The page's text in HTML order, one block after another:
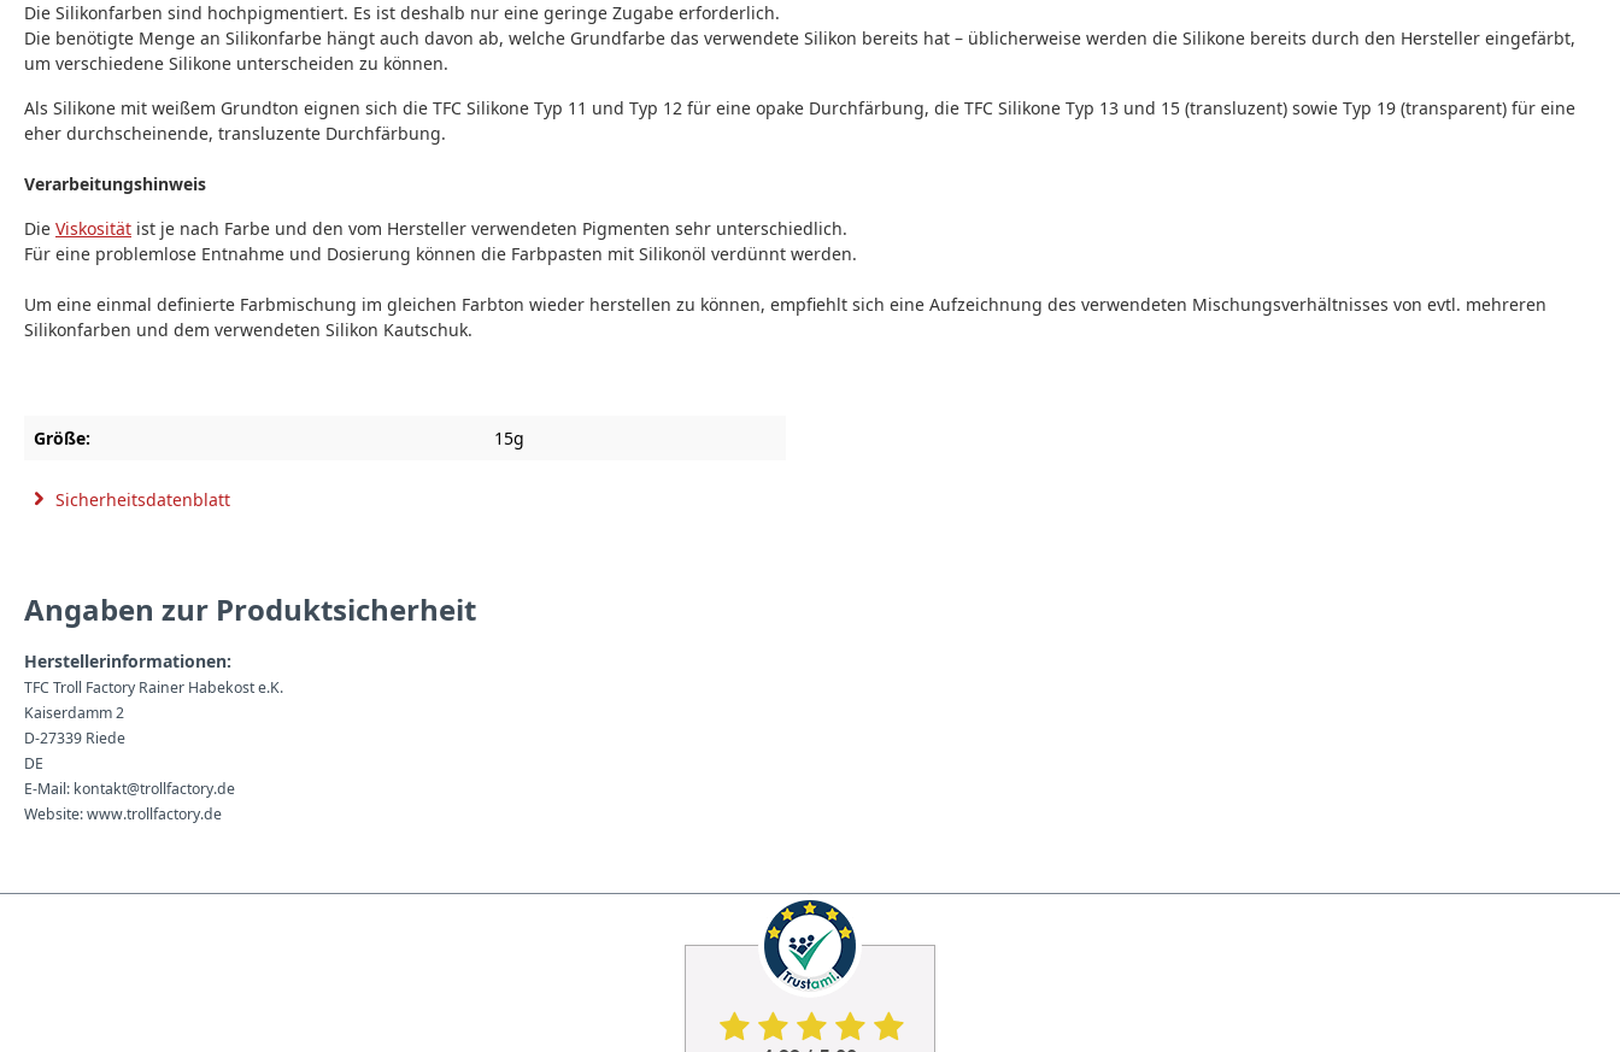
Die Silikonfarben sind hochpigmentiert. Es ist deshalb nur eine geringe Zugabe erforderlich.
Die benötigte Menge an Silikonfarbe hängt auch davon ab, welche Grundfarbe das verwendete Silikon bereits hat – üblicherweise werden die Silikone bereits durch den Hersteller eingefärbt,
um verschiedene Silikone unterscheiden zu können.
Als Silikone mit weißem Grundton eignen sich die TFC Silikone Typ 11 und Typ 12 für eine opake Durchfärbung, die TFC Silikone Typ 13 und 15 (transluzent) sowie Typ 19 (transparent) für eine
eher durchscheinende, transluzente Durchfärbung.
Verarbeitungshinweis
Die Viskosität ist je nach Farbe und den vom Hersteller verwendeten Pigmenten sehr unterschiedlich.
Für eine problemlose Entnahme und Dosierung können die Farbpasten mit Silikonöl verdünnt werden.
Um eine einmal definierte Farbmischung im gleichen Farbton wieder herstellen zu können, empfiehlt sich eine Aufzeichnung des verwendeten Mischungsverhältnisses von evtl. mehreren
Silikonfarben und dem verwendeten Silikon Kautschuk.
Größe: 15g
Sicherheitsdatenblatt
Angaben zur Produktsicherheit
Herstellerinformationen:
TFC Troll Factory Rainer Habekost e.K.
Kaiserdamm 2
D-27339 Riede
DE
E-Mail: kontakt@trollfactory.de
Website: www.trollfactory.de